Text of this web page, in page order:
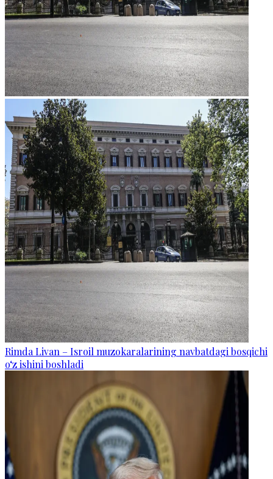
Rimda Livan – Isroil muzokaralarining navbatdagi bosqichi
o‘z ishini boshladi